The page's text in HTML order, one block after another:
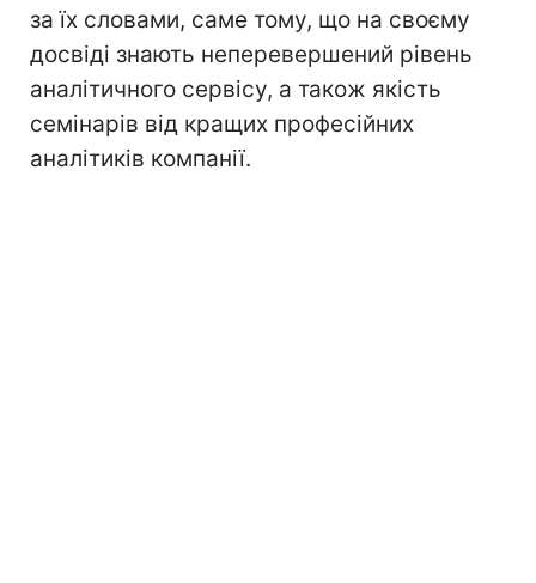
за їх словами, саме тому, що на своєму
досвіді знають неперевершений рівень
аналітичного сервісу, а також якість
семінарів від кращих професійних
аналітиків компанії.